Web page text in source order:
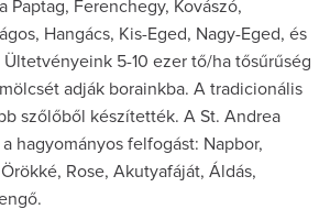
Paptag, Ferenchegy, Kovászó,
Hangács, Kis-Eged, Nagy-Eged, és
Ültetvényeink 5-10 ezer tő/ha tősűrűség
adják borainkba. A tradicionális
szőlőből készítették. A St. Andrea
hagyományos felfogást: Napbor,
Rose, Akutyafáját, Áldás,